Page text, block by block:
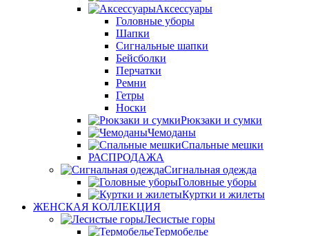
Аксессуары
Головные уборы
Шапки
Сигнальные шапки
Бейсболки
Перчатки
Ремни
Гетры
Носки
Рюкзаки и сумки
Чемоданы
Спальные мешки
РАСПРОДАЖА
Сигнальная одежда
Головные уборы
Куртки и жилеты
ЖЕНСКАЯ КОЛЛЕКЦИЯ
Лесистые горы
Термобелье